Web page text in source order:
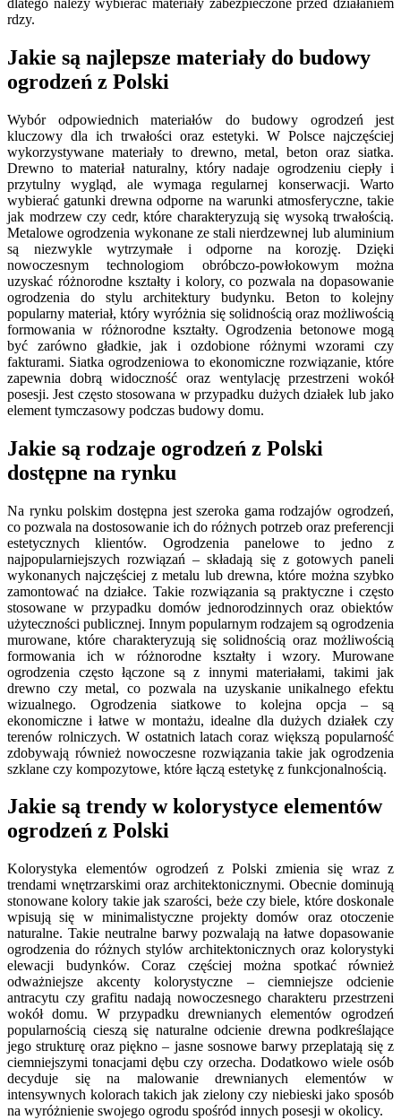
rdzy.
Jakie są najlepsze materiały do budowy
ogrodzeń z Polski
Wybór odpowiednich materiałów do budowy ogrodzeń jest
kluczowy dla ich trwałości oraz estetyki. W Polsce najczęściej
wykorzystywane materiały to drewno, metal, beton oraz siatka.
Drewno to materiał naturalny, który nadaje ogrodzeniu ciepły i
przytulny wygląd, ale wymaga regularnej konserwacji. Warto
wybierać gatunki drewna odporne na warunki atmosferyczne, takie
jak modrzew czy cedr, które charakteryzują się wysoką trwałością.
Metalowe ogrodzenia wykonane ze stali nierdzewnej lub aluminium
są niezwykle wytrzymałe i odporne na korozję. Dzięki
nowoczesnym technologiom obróbczo-powłokowym można
uzyskać różnorodne kształty i kolory, co pozwala na dopasowanie
ogrodzenia do stylu architektury budynku. Beton to kolejny
popularny materiał, który wyróżnia się solidnością oraz możliwością
formowania w różnorodne kształty. Ogrodzenia betonowe mogą
być zarówno gładkie, jak i ozdobione różnymi wzorami czy
fakturami. Siatka ogrodzeniowa to ekonomiczne rozwiązanie, które
zapewnia dobrą widoczność oraz wentylację przestrzeni wokół
posesji. Jest często stosowana w przypadku dużych działek lub jako
element tymczasowy podczas budowy domu.
Jakie są rodzaje ogrodzeń z Polski
dostępne na rynku
Na rynku polskim dostępna jest szeroka gama rodzajów ogrodzeń,
co pozwala na dostosowanie ich do różnych potrzeb oraz preferencji
estetycznych klientów. Ogrodzenia panelowe to jedno z
najpopularniejszych rozwiązań – składają się z gotowych paneli
wykonanych najczęściej z metalu lub drewna, które można szybko
zamontować na działce. Takie rozwiązania są praktyczne i często
stosowane w przypadku domów jednorodzinnych oraz obiektów
użyteczności publicznej. Innym popularnym rodzajem są ogrodzenia
murowane, które charakteryzują się solidnością oraz możliwością
formowania ich w różnorodne kształty i wzory. Murowane
ogrodzenia często łączone są z innymi materiałami, takimi jak
drewno czy metal, co pozwala na uzyskanie unikalnego efektu
wizualnego. Ogrodzenia siatkowe to kolejna opcja – są
ekonomiczne i łatwe w montażu, idealne dla dużych działek czy
terenów rolniczych. W ostatnich latach coraz większą popularność
zdobywają również nowoczesne rozwiązania takie jak ogrodzenia
szklane czy kompozytowe, które łączą estetykę z funkcjonalnością.
Jakie są trendy w kolorystyce elementów
ogrodzeń z Polski
Kolorystyka elementów ogrodzeń z Polski zmienia się wraz z
trendami wnętrzarskimi oraz architektonicznymi. Obecnie dominują
stonowane kolory takie jak szarości, beże czy biele, które doskonale
wpisują się w minimalistyczne projekty domów oraz otoczenie
naturalne. Takie neutralne barwy pozwalają na łatwe dopasowanie
ogrodzenia do różnych stylów architektonicznych oraz kolorystyki
elewacji budynków. Coraz częściej można spotkać również
odważniejsze akcenty kolorystyczne – ciemniejsze odcienie
antracytu czy grafitu nadają nowoczesnego charakteru przestrzeni
wokół domu. W przypadku drewnianych elementów ogrodzeń
popularnością cieszą się naturalne odcienie drewna podkreślające
jego strukturę oraz piękno – jasne sosnowe barwy przeplatają się z
ciemniejszymi tonacjami dębu czy orzecha. Dodatkowo wiele osób
decyduje się na malowanie drewnianych elementów w
intensywnych kolorach takich jak zielony czy niebieski jako sposób
na wyróżnienie swojego ogrodu spośród innych posesji w okolicy.